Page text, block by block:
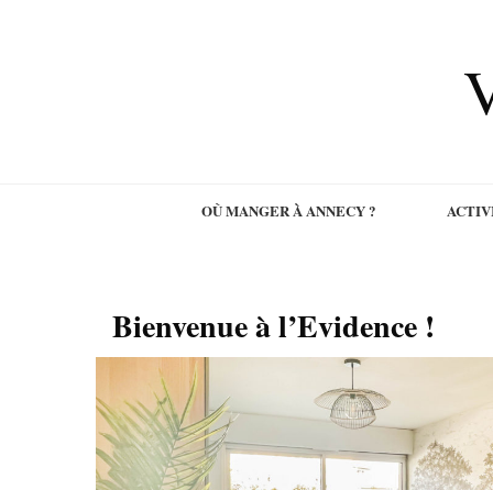
OÙ MANGER À ANNECY ?
Bienvenue à l’Evidence !